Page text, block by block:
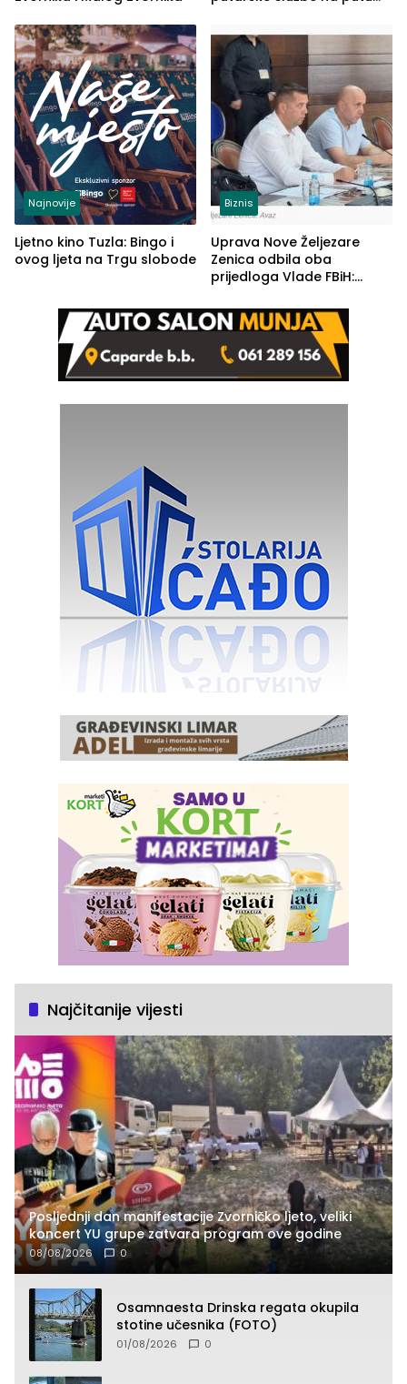
(FOTO)
Najnovije
Ljetno kino Tuzla: Bingo i
ovog ljeta na Trgu slobode
Biznis
Uprava Nove Željezare
Zenica odbila oba
prijedloga Vlade FBiH:
rješenje
Najčitanije vijesti
Posljednji dan manifestacije Zvorničko ljeto, veliki
koncert YU grupe zatvara program ove godine
08/08/2026 0
Osamnaesta Drinska regata okupila
stotine učesnika (FOTO)
01/08/2026 0